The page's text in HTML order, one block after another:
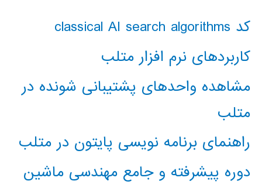
کد classical AI search algorithms
کاربردهای نرم افزار متلب
مشاهده واحدهای پشتیبانی شونده در
متلب
راهنمای برنامه نویسی پایتون در متلب
دوره پیشرفته و جامع مهندسی ماشین